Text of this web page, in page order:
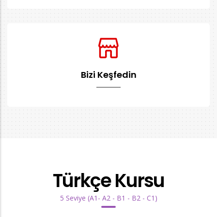
Bizi Keşfedin
Türkçe Kursu
5 Seviye (A1- A2 - B1 - B2 - C1)